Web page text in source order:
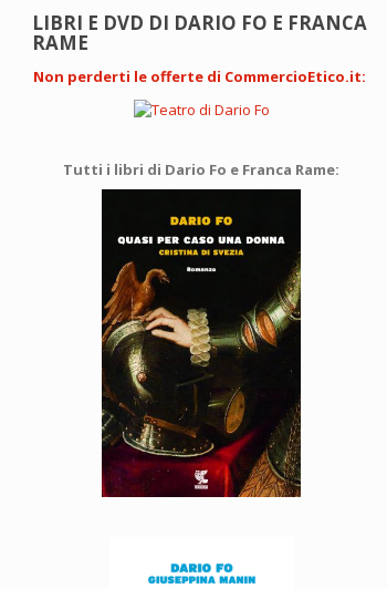
LIBRI E DVD DI DARIO FO E FRANCA
RAME
Non perderti le offerte di CommercioEtico.it:
Tutti i libri di Dario Fo e Franca Rame: